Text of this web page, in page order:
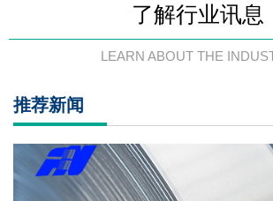
了解行业讯息
LEARN ABOUT THE
推荐新闻